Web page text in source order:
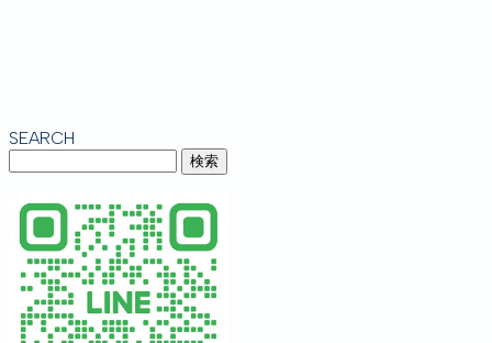
SEARCH